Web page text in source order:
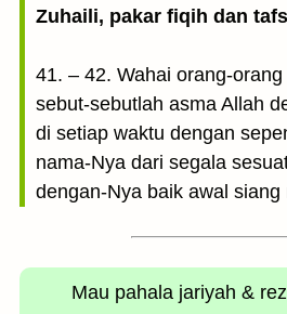
Zuhaili, pakar fiqih dan
41. – 42. Wahai orang-
sebut-sebutlah asma Allah
di setiap waktu dengan
nama-Nya dari segala
dengan-Nya baik awal
Mau pahala jariyah &